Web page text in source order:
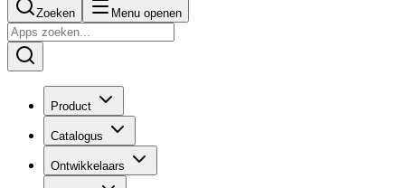
Zoeken Menu openen
Product
Catalogus
Ontwikkelaars